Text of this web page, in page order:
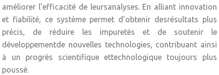
améliorer l'efficacité de leursanalyses. En alliant innovation
et fiabilité, ce système permet d'obtenir desrésultats plus
précis, de réduire les impuretés et de soutenir le
développementde nouvelles technologies, contribuant ainsi
à un progrès scientifique ettechnologique toujours plus
poussé.